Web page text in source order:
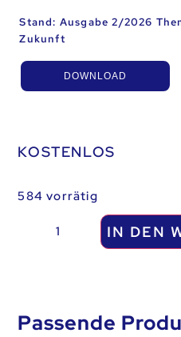
Stand: Ausgabe 2/2026
Zukunft
DOWNLOAD
KOSTENLOS
584 vorrätig
IN DEN
Passende